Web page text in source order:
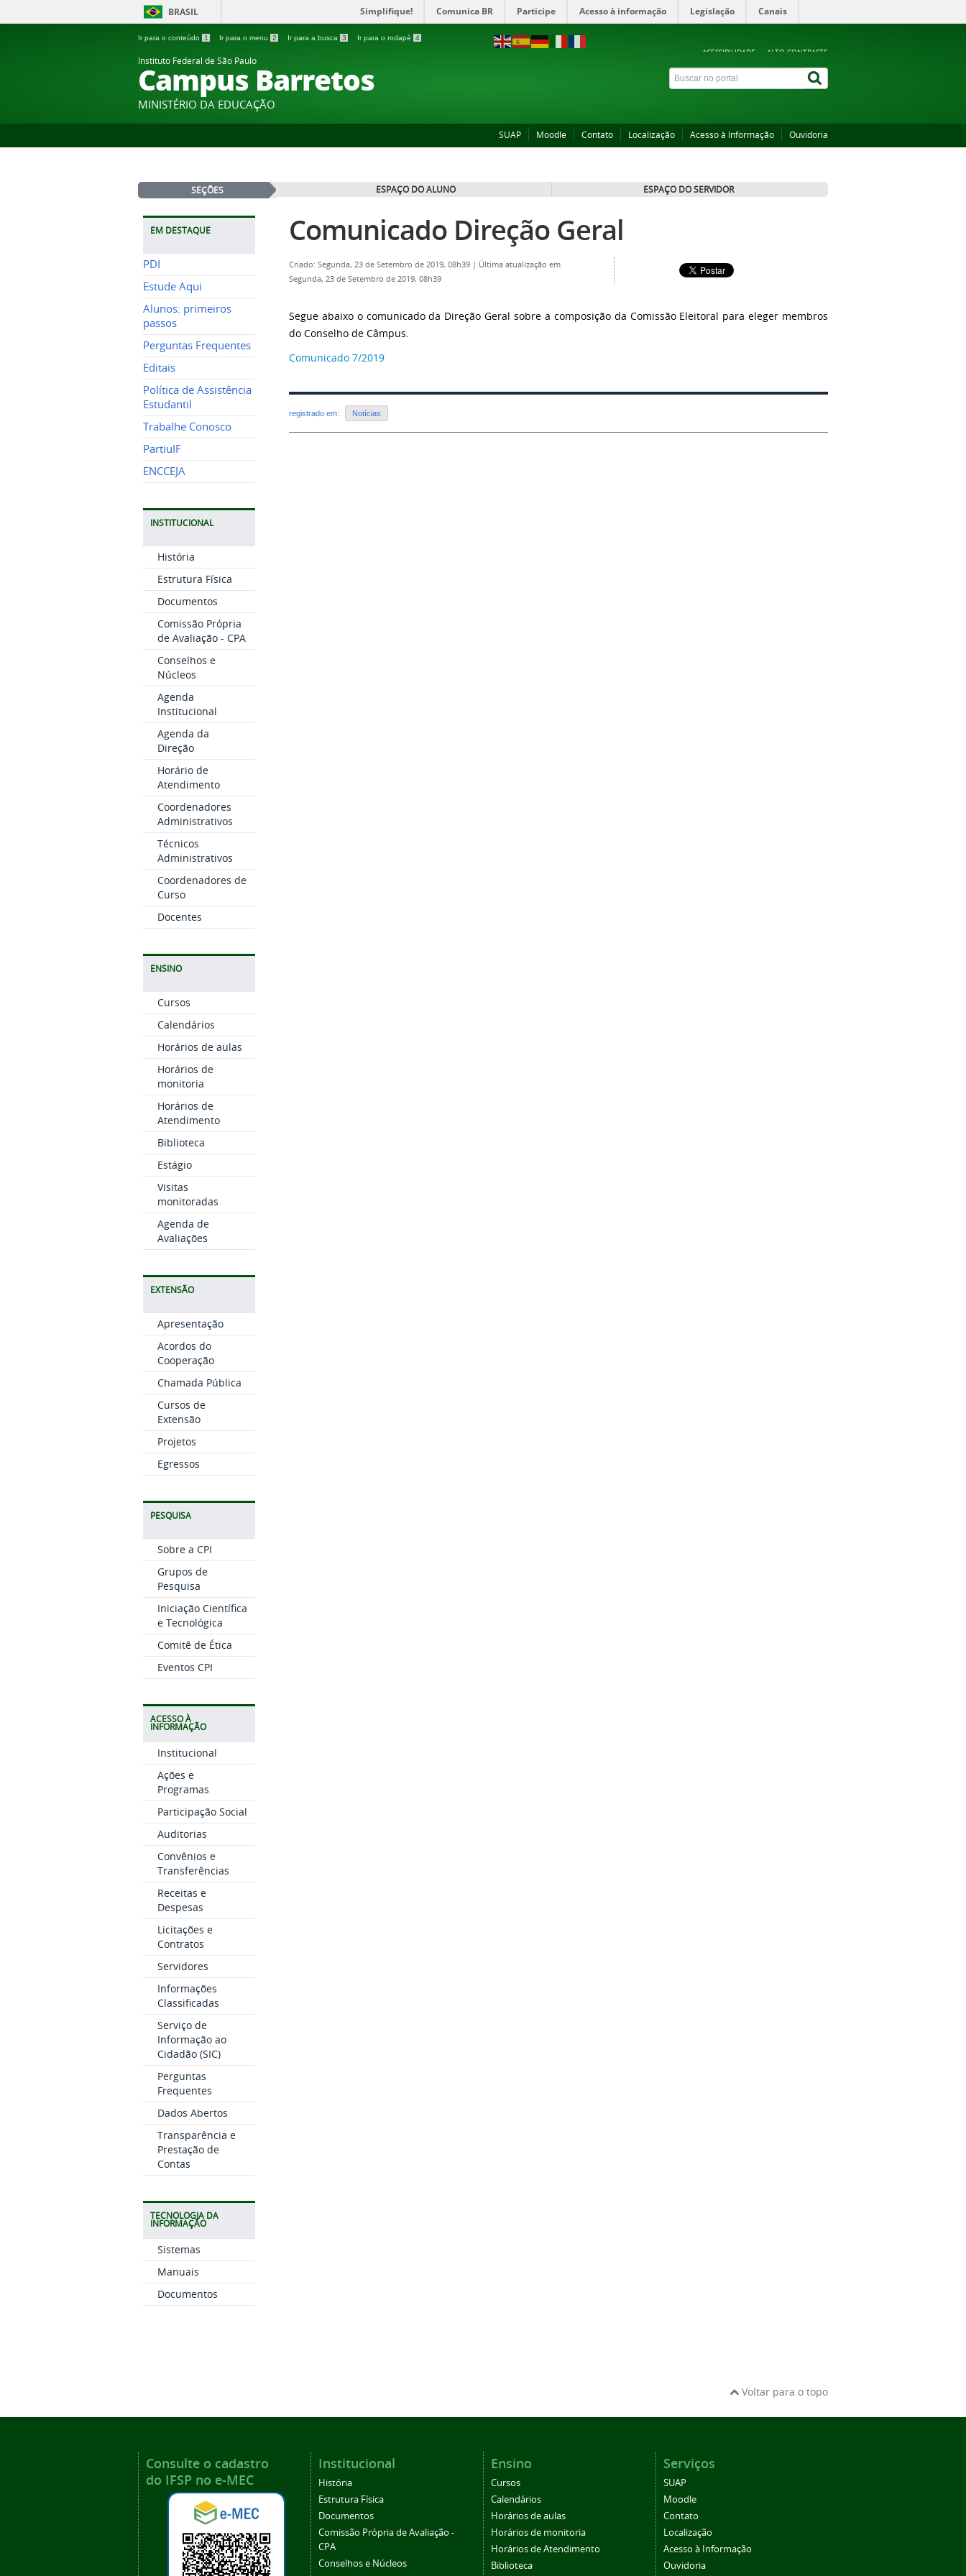
BRASIL Simplifique! Comunica BR Participe Acesso à informação Legislação Canais
Ir para o conteúdo 1 Ir para o menu 2 Ir para a busca 3 Ir para o rodapé 4
ACESSIBILIDADE ALTO CONTRASTE
Instituto Federal de São Paulo
Campus Barretos
MINISTÉRIO DA EDUCAÇÃO
SUAP Moodle Contato Localização Acesso à Informação Ouvidoria
SEÇÕES ESPAÇO DO ALUNO ESPAÇO DO SERVIDOR
EM DESTAQUE
PDI
Estude Aqui
Alunos: primeiros
passos
Perguntas Frequentes
Editais
Política de Assistência
Estudantil
Trabalhe Conosco
PartiuIF
ENCCEJA
INSTITUCIONAL
História
Estrutura Física
Documentos
Comissão Própria
de Avaliação - CPA
Conselhos e
Núcleos
Agenda
Institucional
Agenda da
Direção
Horário de
Atendimento
Coordenadores
Administrativos
Técnicos
Administrativos
Coordenadores de
Curso
Docentes
ENSINO
Cursos
Calendários
Horários de aulas
Horários de
monitoria
Horários de
Atendimento
Biblioteca
Estágio
Visitas
monitoradas
Agenda de
Avaliações
EXTENSÃO
Apresentação
Acordos do
Cooperação
Chamada Pública
Cursos de
Extensão
Projetos
Egressos
PESQUISA
Sobre a CPI
Grupos de
Pesquisa
Iniciação Científica
e Tecnológica
Comitê de Ética
Eventos CPI
ACESSO À
INFORMAÇÃO
Institucional
Ações e
Programas
Participação Social
Auditorias
Convênios e
Transferências
Receitas e
Despesas
Licitações e
Contratos
Servidores
Informações
Classificadas
Serviço de
Informação ao
Cidadão (SIC)
Perguntas
Frequentes
Dados Abertos
Transparência e
Prestação de
Contas
TECNOLOGIA DA
INFORMAÇÃO
Sistemas
Manuais
Documentos
Comunicado Direção Geral
Criado: Segunda, 23 de Setembro de 2019, 08h39 | Última atualização em
Segunda, 23 de Setembro de 2019, 08h39
Segue abaixo o comunicado da Direção Geral sobre a composição da Comissão Eleitoral para eleger membros
do Conselho de Câmpus.
Comunicado 7/2019
registrado em: Notícias
Voltar para o topo
Consulte o cadastro
do IFSP no e-MEC
Institucional
História
Estrutura Física
Documentos
Comissão Própria de Avaliação -
CPA
Conselhos e Núcleos
Ensino
Cursos
Calendários
Horários de aulas
Horários de monitoria
Horários de Atendimento
Biblioteca
Serviços
SUAP
Moodle
Contato
Localização
Acesso à Informação
Ouvidoria